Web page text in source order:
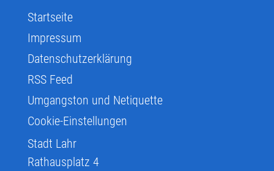
Startseite
Impressum
Datenschutzerklärung
RSS Feed
Umgangston und Netiquette
Cookie-Einstellungen
Stadt Lahr
Rathausplatz 4